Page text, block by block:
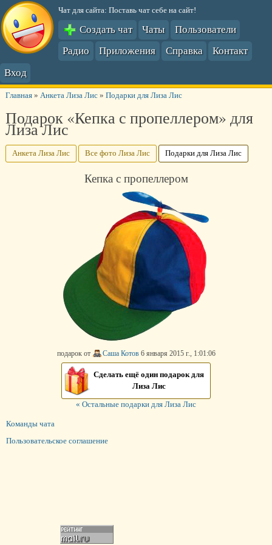
Чат для сайта: Поставь чат себе на сайт!
Создать чат Чаты
Пользователи
Радио
Приложения Справка
Контакт
Вход
Главная» Анкета Лиза Лис» Подарки для Лиза Лис
Подарок «Кепка с пропеллером» для
Лиза Лис
Анкета Лиза Лис Все фото Лиза Лис Подарки для Лиза Лис
Кепка с пропеллером
подарок от Саша Котов6 января 2015 г., 1:01:06
Сделать ещё один подарок для
Лиза Лис
« Остальные подарки для Лиза Лис
Команды чата
Пользовательское соглашение